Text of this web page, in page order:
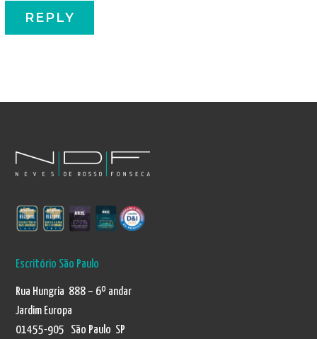
Escritório São Paulo
Rua Hungria 888 – 6º andar
Jardim Europa
01455-905 São Paulo SP